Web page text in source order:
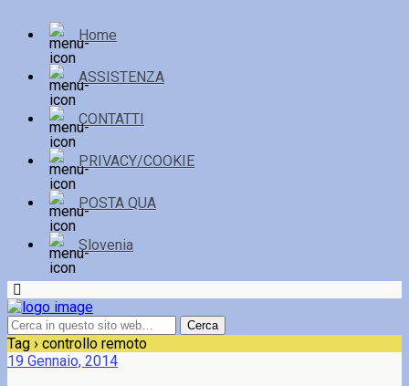
Home
ASSISTENZA
CONTATTI
PRIVACY/COOKIE
POSTA QUA
Slovenia
Tag › controllo remoto
19 Gennaio, 2014